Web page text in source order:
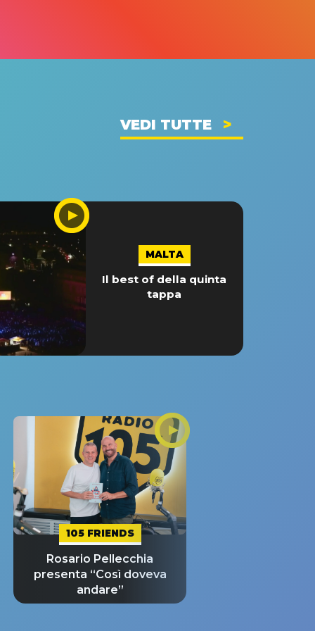
VEDI TUTTE
MALTA
Il best of della quinta
tappa
105 FRIENDS
Rosario Pellecchia
presenta “Così doveva
andare”